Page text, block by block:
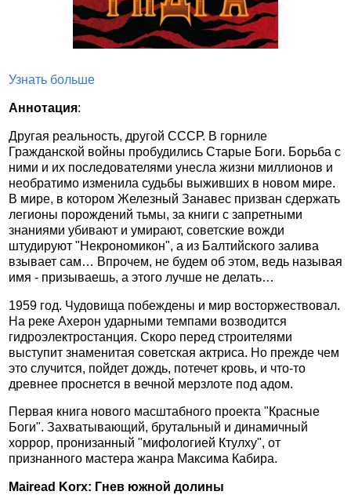
Узнать больше
Аннотация:
Другая реальность, другой СССР. В горниле
Гражданской войны пробудились Старые Боги. Борьба с
ними и их последователями унесла жизни миллионов и
необратимо изменила судьбы выживших в новом мире.
В мире, в котором Железный Занавес призван сдержать
легионы порождений тьмы, за книги с запретными
знаниями убивают и умирают, советские вожди
штудируют "Некрономикон", а из Балтийского залива
взывает сам… Впрочем, не будем об этом, ведь называя
имя - призываешь, а этого лучше не делать…
1959 год. Чудовища побеждены и мир восторжествовал.
На реке Ахерон ударными темпами возводится
гидроэлектростанция. Скоро перед строителями
выступит знаменитая советская актриса. Но прежде чем
это случится, пойдет дождь, потечет кровь, и что-то
древнее проснется в вечной мерзлоте под адом.
Первая книга нового масштабного проекта "Красные
Боги". Захватывающий, брутальный и динамичный
хоррор, пронизанный "мифологией Ктулху", от
признанного мастера жанра Максима Кабира.
Mairead Korx: Гнев южной долины